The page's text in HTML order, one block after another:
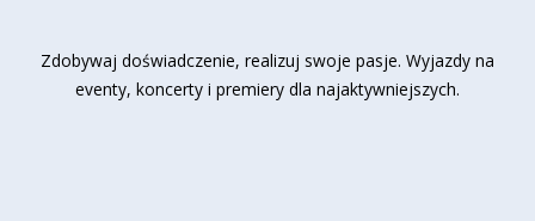
Zdobywaj doświadczenie, realizuj swoje pasje. Wyjazdy na
eventy, koncerty i premiery dla najaktywniejszych.